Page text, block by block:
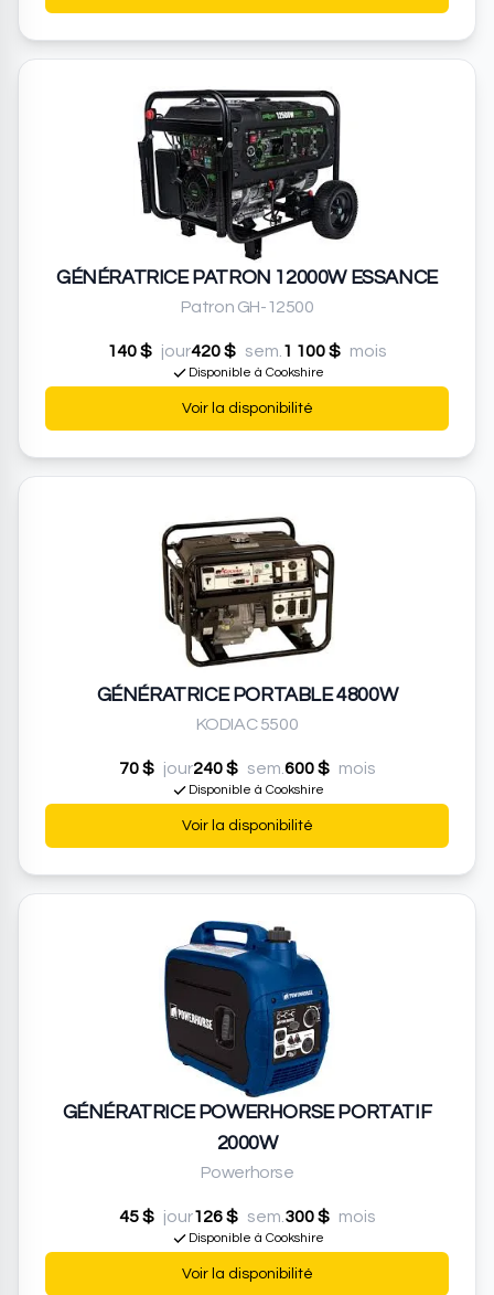
GÉNÉRATRICE PATRON 12000W ESSANCE
Patron GH-12500
140 $ jour420 $ sem. 1 100 $ mois
Disponible à Cookshire
Voir la disponibilité
GÉNÉRATRICE PORTABLE 4800W
KODIAC 5500
70 $ jour240 $ sem. 600 $ mois
Disponible à Cookshire
Voir la disponibilité
GÉNÉRATRICE POWERHORSE PORTATIF
2000W
Powerhorse
45 $ jour126 $ sem. 300 $ mois
Disponible à Cookshire
Voir la disponibilité